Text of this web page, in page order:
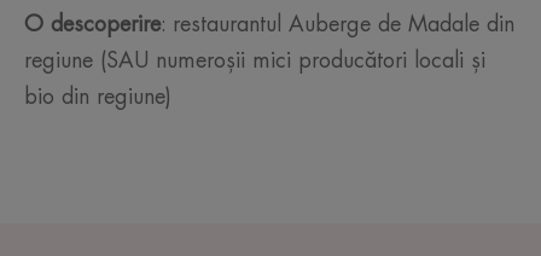
O descoperire: restaurantul Auberge de Madale din
regiune (SAU numeroșii mici producători locali și
bio din regiune)